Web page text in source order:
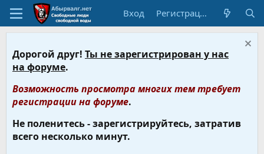
Вход Регистрация
Дорогой друг! Ты не зарегистрирован у нас
на форуме.
Возможность просмотра многих тем требует
регистрации на форуме.
Не поленитесь - зарегистрируйтесь, затратив
всего несколько минут.